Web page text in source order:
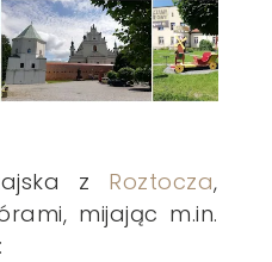
z Roztocza,
mijając m.in.